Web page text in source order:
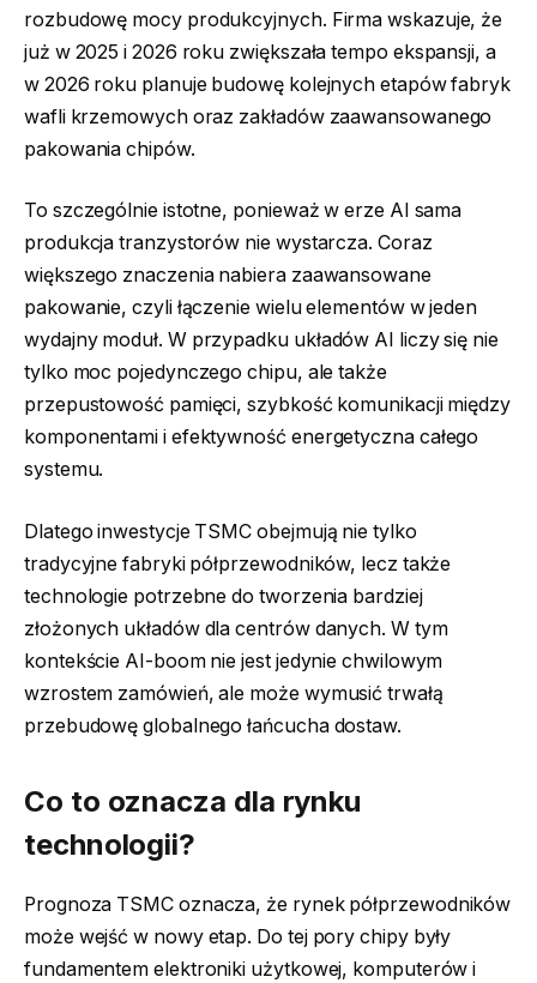
rozbudowę mocy produkcyjnych. Firma wskazuje, że
już w 2025 i 2026 roku zwiększała tempo ekspansji, a
w 2026 roku planuje budowę kolejnych etapów fabryk
wafli krzemowych oraz zakładów zaawansowanego
pakowania chipów.
To szczególnie istotne, ponieważ w erze AI sama
produkcja tranzystorów nie wystarcza. Coraz
większego znaczenia nabiera zaawansowane
pakowanie, czyli łączenie wielu elementów w jeden
wydajny moduł. W przypadku układów AI liczy się nie
tylko moc pojedynczego chipu, ale także
przepustowość pamięci, szybkość komunikacji między
komponentami i efektywność energetyczna całego
systemu.
Dlatego inwestycje TSMC obejmują nie tylko
tradycyjne fabryki półprzewodników, lecz także
technologie potrzebne do tworzenia bardziej
złożonych układów dla centrów danych. W tym
kontekście AI-boom nie jest jedynie chwilowym
wzrostem zamówień, ale może wymusić trwałą
przebudowę globalnego łańcucha dostaw.
Co to oznacza dla rynku
technologii?
Prognoza TSMC oznacza, że rynek półprzewodników
może wejść w nowy etap. Do tej pory chipy były
fundamentem elektroniki użytkowej, komputerów i